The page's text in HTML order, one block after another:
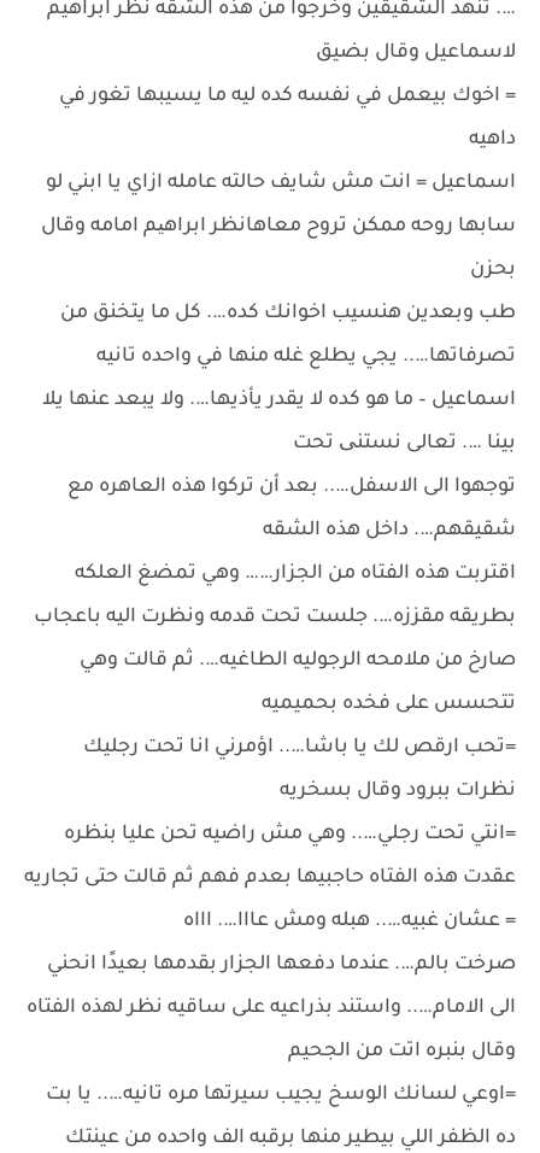
…. تنهد الشقيقين وخرجوا من هذه الشقه نظر ابراهيم
لاسماعيل وقال بضيق
= اخوك بيعمل في نفسه كده ليه ما يسيبها تغور في
داهيه
اسماعيل = انت مش شايف حالته عامله ازاي يا ابني لو
سابها روحه ممكن تروح معاهانظر ابراهیم امامه وقال
بحزن
طب وبعدين هنسيب اخوانك كده…. كل ما يتخنق من
تصرفاتها….. يجي يطلع غله منها في واحده تانيه
اسماعيل – ما هو كده لا يقدر يأذيها…. ولا يبعد عنها يلا
بينا …. تعالى نستنی تحت
توجهوا الى الاسفل….. بعد أن تركوا هذه العاهره مع
شقيقهم…. داخل هذه الشقه
اقتربت هذه الفتاه من الجزار…… وهي تمضغ العلكه
بطريقه مقززه…. جلست تحت قدمه ونظرت اليه باعجاب
صارخ من ملامحه الرجوليه الطاغيه…. ثم قالت وهي
تتحسس على فخده بحميميه
=تحب ارقص لك يا باشا….. اؤمرني انا تحت رجليك
نظرات ببرود وقال بسخريه
=انتي تحت رجلي….. وهي مش راضيه تحن عليا بنظره
عقدت هذه الفتاه حاجبيها بعدم فهم ثم قالت حتى تجاريه
= عشان غبيه….. هبله ومش عااا…. اااه
صرخت بالم…. عندما دفعها الجزار بقدمها بعيدًا انحني
الى الامام….. واستند بذراعيه على ساقيه نظر لهذه الفتاه
وقال بنبره اتت من الجحيم
=اوعي لسانك الوسخ يجيب سيرتها مره تانيه….. يا بت
ده الظفر اللي بيطير منها برقبه الف واحده من عينتك